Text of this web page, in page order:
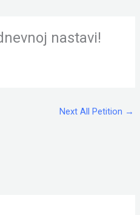
nastavi!
Next All Petition →